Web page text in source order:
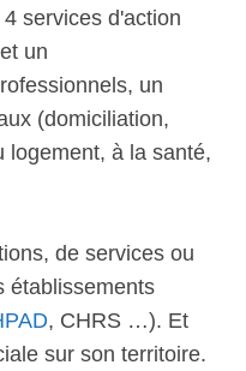
services d'action
un
un
(domiciliation,
logement, à la santé,
de services ou
établissements
, CHRS …). Et
sur son territoire.